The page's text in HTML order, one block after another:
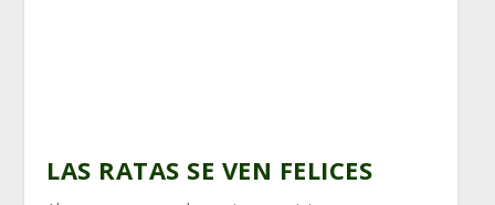
LAS RATAS SE VEN FELICES